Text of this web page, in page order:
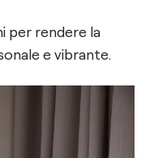
per rendere la
e vibrante.